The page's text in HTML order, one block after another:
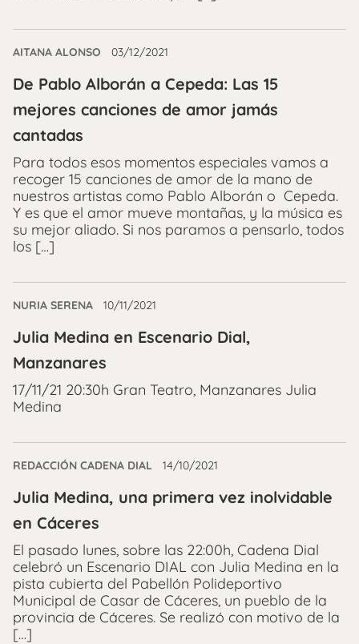
AITANA ALONSO 03/12/2021
De Pablo Alborán a Cepeda: Las 15
mejores canciones de amor jamás
cantadas
Para todos esos momentos especiales vamos a
recoger 15 canciones de amor de la mano de
nuestros artistas como Pablo Alborán o Cepeda.
Y es que el amor mueve montañas, y la música es
su mejor aliado. Si nos paramos a pensarlo, todos
los […]
NURIA SERENA 10/11/2021
Julia Medina en Escenario Dial,
Manzanares
17/11/21 20:30h Gran Teatro, Manzanares Julia
Medina
REDACCIÓN CADENA DIAL 14/10/2021
Julia Medina, una primera vez inolvidable
en Cáceres
El pasado lunes, sobre las 22:00h, Cadena Dial
celebró un Escenario DIAL con Julia Medina en la
pista cubierta del Pabellón Polideportivo
Municipal de Casar de Cáceres, un pueblo de la
provincia de Cáceres. Se realizó con motivo de la
[…]